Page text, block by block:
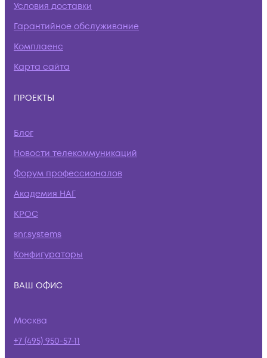
Условия доставки
Гарантийное обслуживание
Комплаенс
Карта сайта
ПРОЕКТЫ
Блог
Новости телекоммуникаций
Форум профессионалов
Академия НАГ
КРОС
snr.systems
Конфигураторы
ВАШ ОФИС
Москва
+7 (495) 950-57-11